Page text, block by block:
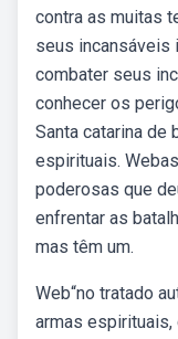
contra as muitas
seus incansáveis
combater seus
conhecer os
Santa catarina de
espirituais.
poderosas que
enfrentar as
mas têm um.
Web“no tratado
armas